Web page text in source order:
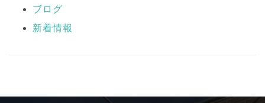
ブログ
新着情報